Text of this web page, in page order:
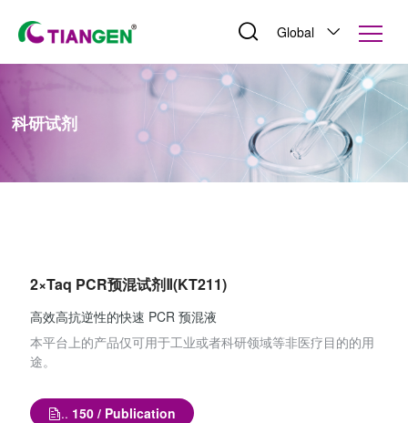
Global
科研试剂
2×Taq PCR预混试剂Ⅱ(KT211)
高效高抗逆性的快速 PCR 预混液
本平台上的产品仅可用于工业或者科研领域等非医疗目的的用
途。
.. 150 / Publication